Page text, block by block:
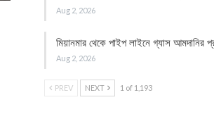
Aug 2, 2026
মিয়ানমার থেকে পাইপ লাইনে গ্যাস আমদানির
Aug 2, 2026
PREV NEXT 1 of 1,193